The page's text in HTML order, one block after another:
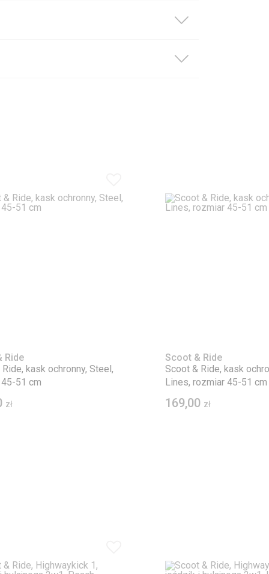
Ride
kask ochronny, Steel,
51 cm
zł
Scoot & Ride
Scoot & Ride, kask
Lines, rozmiar 45-51 cm
169,00 zł